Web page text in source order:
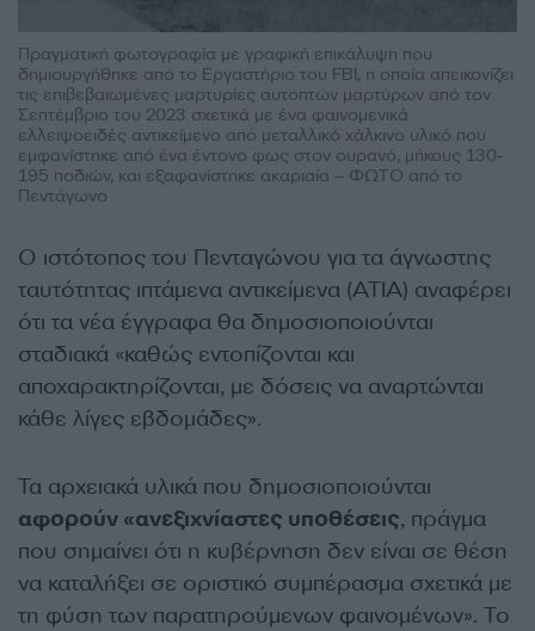
Πραγματική φωτογραφία με γραφική επικάλυψη που
δημιουργήθηκε από το Εργαστήριο του FBI, η οποία απεικονίζει
τις επιβεβαιωμένες μαρτυρίες αυτοπτών μαρτύρων από τον
Σεπτέμβριο του 2023 σχετικά με ένα φαινομενικά
ελλειψοειδές αντικείμενο από μεταλλικό χάλκινο υλικό που
εμφανίστηκε από ένα έντονο φως στον ουρανό, μήκους 130-
195 ποδιών, και εξαφανίστηκε ακαριαία – ΦΩΤΟ από το
Πεντάγωνο
Ο ιστότοπος του Πενταγώνου για τα άγνωστης
ταυτότητας ιπτάμενα αντικείμενα (ΑΤΙΑ) αναφέρει
ότι τα νέα έγγραφα θα δημοσιοποιούνται
σταδιακά «καθώς εντοπίζονται και
αποχαρακτηρίζονται, με δόσεις να αναρτώνται
κάθε λίγες εβδομάδες».
Τα αρχειακά υλικά που δημοσιοποιούνται
αφορούν «ανεξιχνίαστες υποθέσεις, πράγμα
που σημαίνει ότι η κυβέρνηση δεν είναι σε θέση
να καταλήξει σε οριστικό συμπέρασμα σχετικά με
τη φύση των παρατηρούμενων φαινομένων». Το